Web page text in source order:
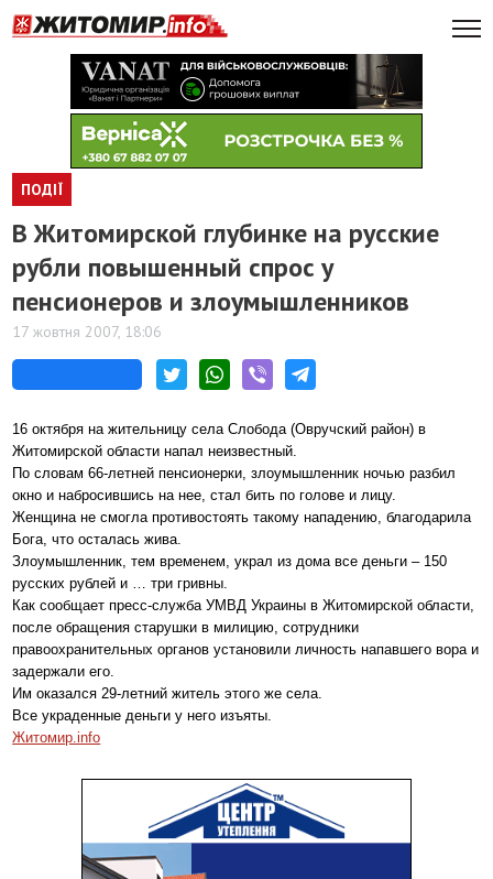
ПОДІЇ
В Житомирской глубинке на русские
рубли повышенный спрос у
пенсионеров и злоумышленников
17 жовтня 2007, 18:06
16 октября на жительницу села Слобода (Овручский район) в
Житомирской области напал неизвестный.
По словам 66-летней пенсионерки, злоумышленник ночью разбил
окно и набросившись на нее, стал бить по голове и лицу.
Женщина не смогла противостоять такому нападению, благодарила
Бога, что осталась жива.
Злоумышленник, тем временем, украл из дома все деньги – 150
русских рублей и … три гривны.
Как сообщает пресс-служба УМВД Украины в Житомирской области,
после обращения старушки в милицию, сотрудники
правоохранительных органов установили личность напавшего вора и
задержали его.
Им оказался 29-летний житель этого же села.
Все украденные деньги у него изъяты.
Житомир.info